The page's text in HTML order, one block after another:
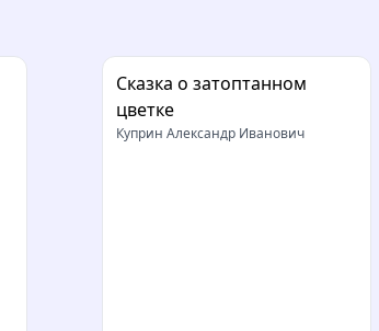
Сказка о затоптанном
цветке
Куприн Александр Иванович